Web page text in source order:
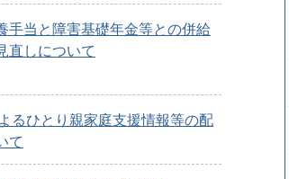
手当と障害基礎年金等との併給
直しについて
るひとり親家庭支援情報等の配
て